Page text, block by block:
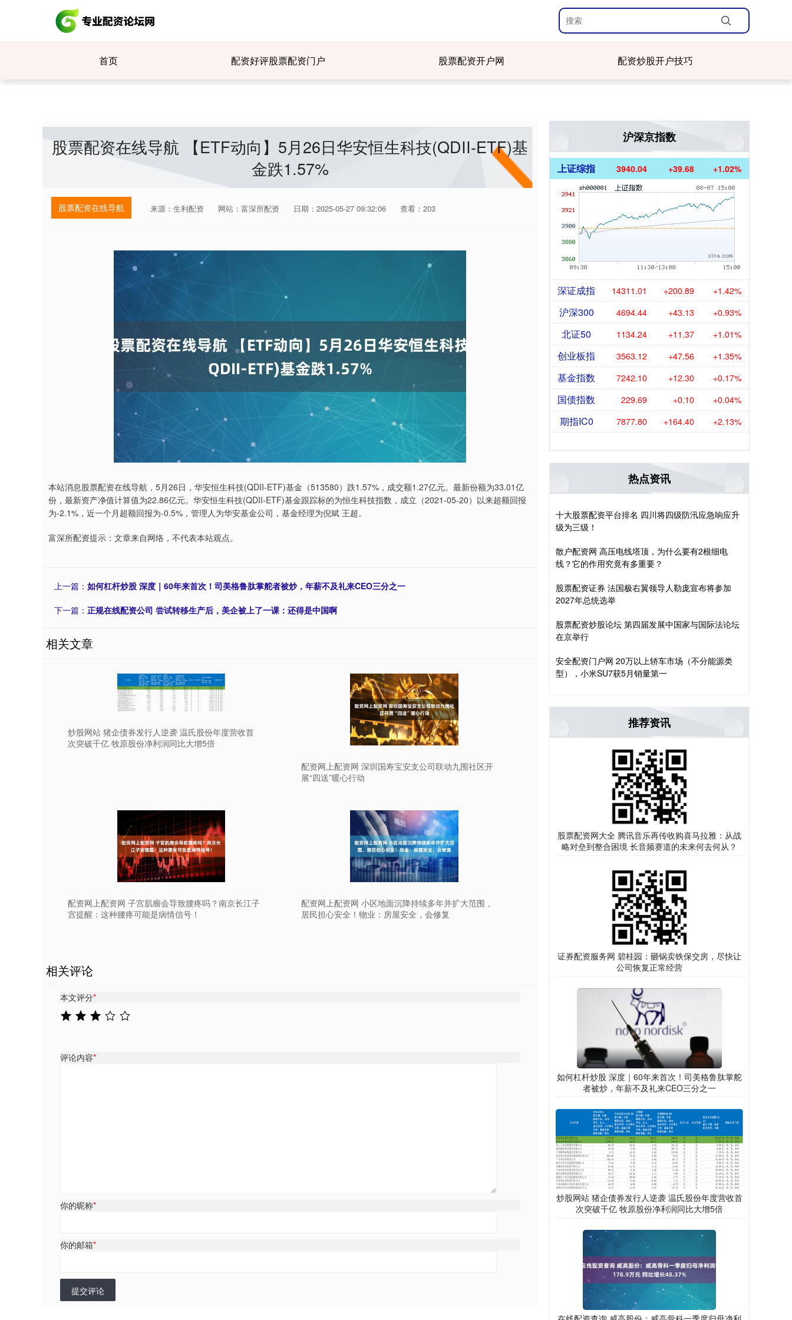
首页 配资好评股票配资门户 股票配资开户网 配资炒股开户技巧
股票配资在线导航 【ETF动向】5月26日华安恒生科技(QDII-ETF)基
金跌1.57%
股票配资在线导航 来源：生利配资 网站：富深所配资 日期：2025-05-27 09:32:06 查看：203
本站消息股票配资在线导航，5月26日，华安恒生科技(QDII-ETF)基金（513580）跌1.57%，成交额1.27亿元。最新份额为33.01亿
份，最新资产净值计算值为22.86亿元。华安恒生科技(QDII-ETF)基金跟踪标的为恒生科技指数，成立（2021-05-20）以来超额回报
为-2.1%，近一个月超额回报为-0.5%，管理人为华安基金公司，基金经理为倪斌 王超。
富深所配资提示：文章来自网络，不代表本站观点。
上一篇： 如何杠杆炒股 深度｜60年来首次！司美格鲁肽掌舵者被炒，年薪不及礼来CEO三分之一
下一篇： 正规在线配资公司 尝试转移生产后，美企被上了一课：还得是中国啊
相关文章
炒股网站 猪企债券发行人逆袭 温氏股份年度营收首
次突破千亿 牧原股份净利润同比大增5倍
配资网上配资网 深圳国寿宝安支公司联动九围社区开
展“四送”暖心行动
配资网上配资网 子宫肌瘤会导致腰疼吗？南京长江子
宫提醒：这种腰疼可能是病情信号！
配资网上配资网 小区地面沉降持续多年并扩大范围，
居民担心安全！物业：房屋安全，会修复
相关评论
本文评分*
评论内容*
你的昵称*
你的邮箱*
提交评论
沪深京指数
上证综指 3940.04 +39.68 +1.02%
深证成指 14311.01 +200.89 +1.42%
沪深300 4694.44 +43.13 +0.93%
北证50 1134.24 +11.37 +1.01%
创业板指 3563.12 +47.56 +1.35%
基金指数 7242.10 +12.30 +0.17%
国债指数 229.69 +0.10 +0.04%
期指IC0 7877.80 +164.40 +2.13%
热点资讯
十大股票配资平台排名 四川将四级防汛应急响应升
级为三级！
散户配资网 高压电线塔顶，为什么要有2根细电
线？它的作用究竟有多重要？
股票配资证券 法国极右翼领导人勒庞宣布将参加
2027年总统选举
股票配资炒股论坛 第四届发展中国家与国际法论坛
在京举行
安全配资门户网 20万以上轿车市场（不分能源类
型），小米SU7获5月销量第一
推荐资讯
股票配资网大全 腾讯音乐再传收购喜马拉雅：从战
略对垒到整合困境 长音频赛道的未来何去何从？
证券配资服务网 碧桂园：砸锅卖铁保交房，尽快让
公司恢复正常经营
如何杠杆炒股 深度｜60年来首次！司美格鲁肽掌舵
者被炒，年薪不及礼来CEO三分之一
炒股网站 猪企债券发行人逆袭 温氏股份年度营收首
次突破千亿 牧原股份净利润同比大增5倍